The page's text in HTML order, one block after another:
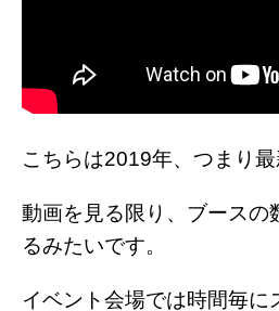
こちらは2019年、つまり最
動画を見る限り、ブースの
るみたいです。
イベント会場では時間毎に